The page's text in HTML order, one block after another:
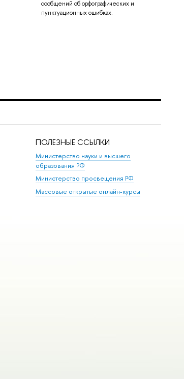
сообщений об орфографических и
пунктуационных ошибках.
ПОЛЕЗНЫЕ ССЫЛКИ
Министерство науки и высшего
образования РФ
Министерство просвещения РФ
Массовые открытые онлайн-курсы